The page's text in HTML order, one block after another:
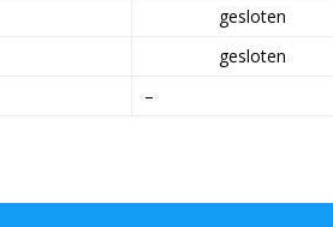
gesloten
gesloten
–